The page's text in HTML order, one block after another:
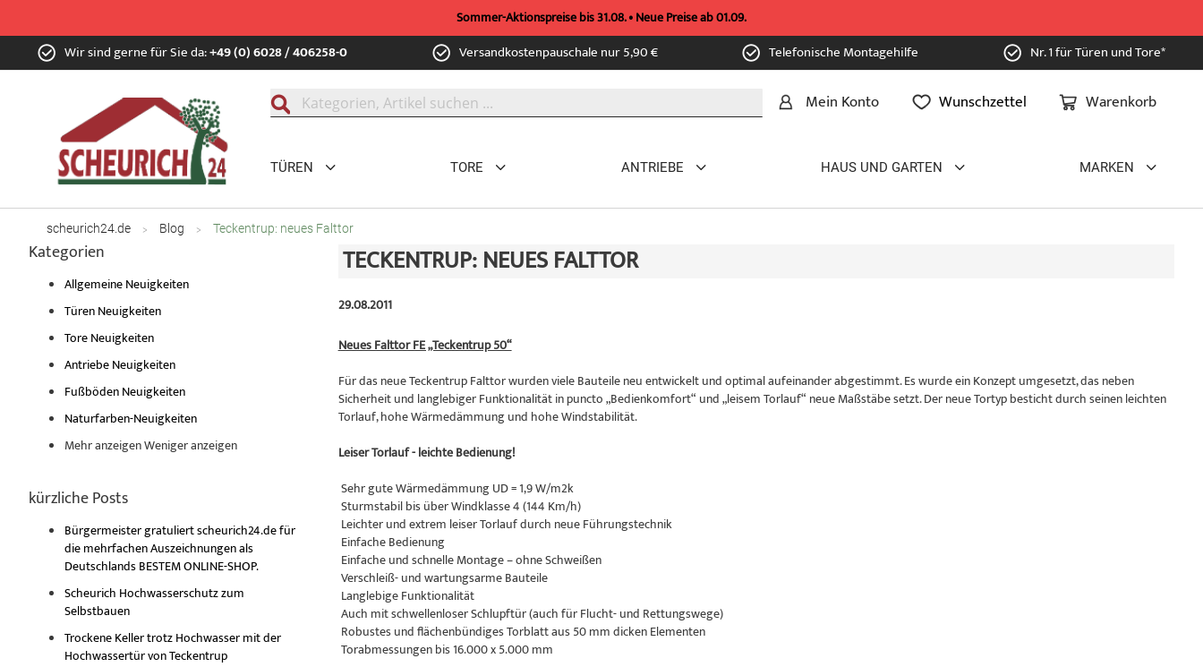
Sommer-Aktionspreise bis 31.08. • Neue Preise ab 01.09.
Zum
Inhalt Wir sind gerne für Sie da:+49 (0) 6028 / 406258-0 Versandkostenpauschale nur 5,90 € Telefonische Montagehilfe Nr. 1 für Türen und Tore*
Warenkorb
Mein Konto Wunschzettel
TÜREN TORE ANTRIEBE HAUS UND GARTEN MARKEN
scheurich24.de Blog Teckentrup: neues Falttor
TECKENTRUP: NEUES FALTTOR
29.08.2011
Neues Falttor FE „Teckentrup 50“
Für das neue Teckentrup Falttor wurden viele Bauteile neu entwickelt und optimal aufeinander abgestimmt. Es wurde ein Konzept umgesetzt, das neben
Sicherheit und langlebiger Funktionalität in puncto „Bedienkomfort“ und „leisem Torlauf“ neue Maßstäbe setzt. Der neue Tortyp besticht durch seinen leichten
Torlauf, hohe Wärmedämmung und hohe Windstabilität.
Leiser Torlauf - leichte Bedienung!
Sehr gute Wärmedämmung UD = 1,9 W/m2k
Sturmstabil bis über Windklasse 4 (144 Km/h)
Leichter und extrem leiser Torlauf durch neue Führungstechnik
Einfache Bedienung
Einfache und schnelle Montage – ohne Schweißen
Verschleiß- und wartungsarme Bauteile
Langlebige Funktionalität
Auch mit schwellenloser Schlupftür (auch für Flucht- und Rettungswege)
Robustes und flächenbündiges Torblatt aus 50 mm dicken Elementen
Torabmessungen bis 16.000 x 5.000 mm
Kategorien
Allgemeine Neuigkeiten
Türen Neuigkeiten
Tore Neuigkeiten
Antriebe Neuigkeiten
Fußböden Neuigkeiten
Naturfarben-Neuigkeiten
Mehr anzeigenWeniger anzeigen
kürzliche Posts
Bürgermeister gratuliert scheurich24.de für
die mehrfachen Auszeichnungen als
Deutschlands BESTEM ONLINE-SHOP.
Scheurich Hochwasserschutz zum
Selbstbauen
Trockene Keller trotz Hochwasser mit der
Hochwassertür von Teckentrup